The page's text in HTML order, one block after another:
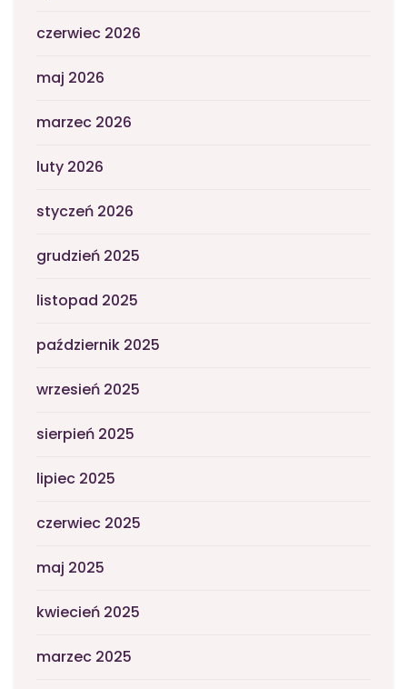
czerwiec 2026
maj 2026
marzec 2026
luty 2026
styczeń 2026
grudzień 2025
listopad 2025
październik 2025
wrzesień 2025
sierpień 2025
lipiec 2025
czerwiec 2025
maj 2025
kwiecień 2025
marzec 2025